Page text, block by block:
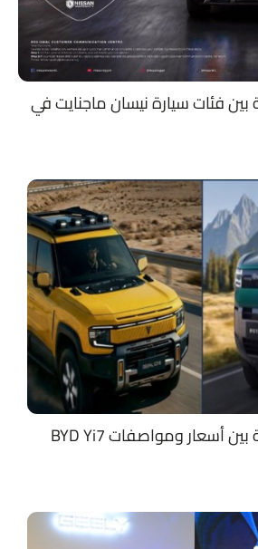
بين فئات سيارة نيسان ماجنايت في
أيهما تختار ؟ مقارنة بين أسعار ومواصفات BYD Yi7